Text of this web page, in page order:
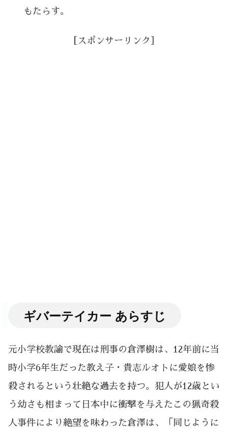
もたらす。
［スポンサーリンク］
ギバーテイカー あらすじ
元小学校教諭で現在は刑事の倉澤樹は、12年前に当
時小学6年生だった教え子・貴志ルオトに愛娘を惨
殺されるという壮絶な過去を持つ。犯人が12歳とい
う幼さも相まって日本中に衝撃を与えたこの猟奇殺
人事件により絶望を味わった倉澤は、「同じように